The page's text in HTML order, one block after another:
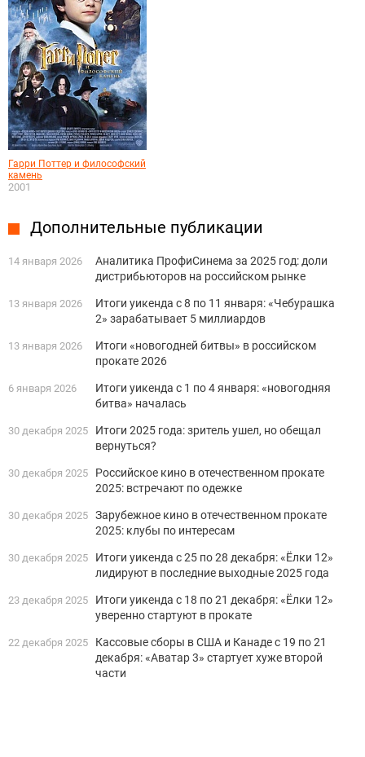
Гарри Поттер и философский
камень
2001
Дополнительные публикации
14 января 2026
Аналитика ПрофиСинема за 2025 год: доли
дистрибьюторов на российском рынке
13 января 2026
Итоги уикенда с 8 по 11 января: «Чебурашка
2» зарабатывает 5 миллиардов
13 января 2026
Итоги «новогодней битвы» в российском
прокате 2026
6 января 2026
Итоги уикенда с 1 по 4 января: «новогодняя
битва» началась
30 декабря 2025
Итоги 2025 года: зритель ушел, но обещал
вернуться?
30 декабря 2025
Российское кино в отечественном прокате
2025: встречают по одежке
30 декабря 2025 Зарубежное кино в отечественном прокате
2025: клубы по интересам
30 декабря 2025
Итоги уикенда с 25 по 28 декабря: «Ёлки 12»
лидируют в последние выходные 2025 года
23 декабря 2025
Итоги уикенда с 18 по 21 декабря: «Ёлки 12»
уверенно стартуют в прокате
22 декабря 2025
Кассовые сборы в США и Канаде с 19 по 21
декабря: «Аватар 3» стартует хуже второй
части